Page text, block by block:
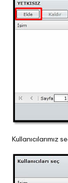
Kullanıcılarımız